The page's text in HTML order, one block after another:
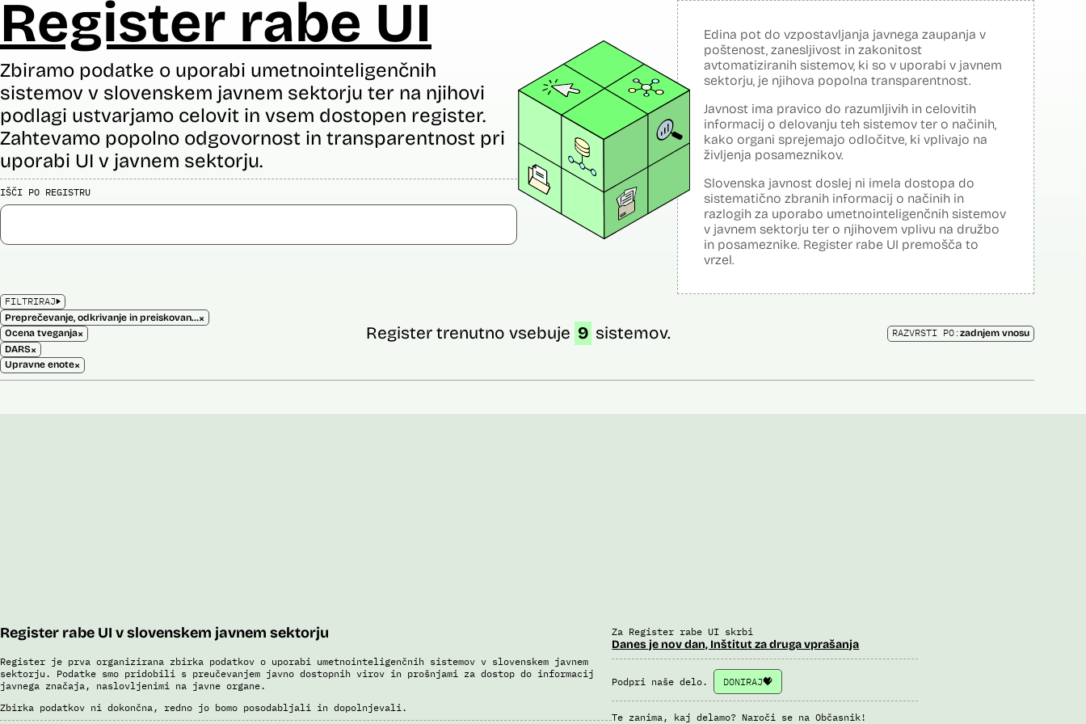
Register rabe UI
Zbiramo podatke o uporabi umetnointeligenčnih
sistemov v slovenskem javnem sektorju ter na njihovi
podlagi ustvarjamo celovit in vsem dostopen register.
Zahtevamo popolno odgovornost in transparentnost pri
uporabi UI v javnem sektorju.
IŠČI PO REGISTRU
Edina pot do vzpostavljanja javnega zaupanja v
poštenost, zanesljivost in zakonitost
avtomatiziranih sistemov, ki so v uporabi v javnem
sektorju, je njihova popolna transparentnost.
Javnost ima pravico do razumljivih in celovitih
informacij o delovanju teh sistemov ter o načinih,
kako organi sprejemajo odločitve, ki vplivajo na
življenja posameznikov.
Slovenska javnost doslej ni imela dostopa do
sistematično zbranih informacij o načinih in
razlogih za uporabo umetnointeligenčnih sistemov
v javnem sektorju ter o njihovem vplivu na družbo
in posameznike. Register rabe UI premošča to
vrzel.
FILTRIRAJ
Preprečevanje, odkrivanje in preiskovanje kaznivih dejanj×
Ocena tveganja×
DARS×
Upravne enote×
Register trenutno vsebuje 9 sistemov. RAZVRSTI PO:zadnjem vnosu
Register rabe UI v slovenskem javnem sektorju
Register je prva organizirana zbirka podatkov o uporabi umetnointeligenčnih sistemov v slovenskem javnem
sektorju. Podatke smo pridobili s preučevanjem javno dostopnih virov in prošnjami za dostop do informacij
javnega značaja, naslovljenimi na javne organe.
Zbirka podatkov ni dokončna, redno jo bomo posodabljali in dopolnjevali.
Za Register rabe UI skrbi
Danes je nov dan, Inštitut za druga vprašanja
Podpri naše delo. DONIRAJ
Te zanima, kaj delamo? Naroči se na Občasnik!